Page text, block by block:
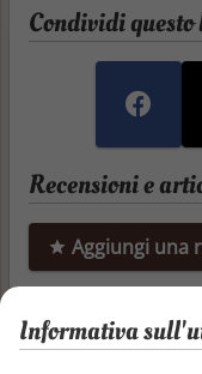
Condividi
Recensioni e
Aggiungi una
Aggiungi un
Informativa